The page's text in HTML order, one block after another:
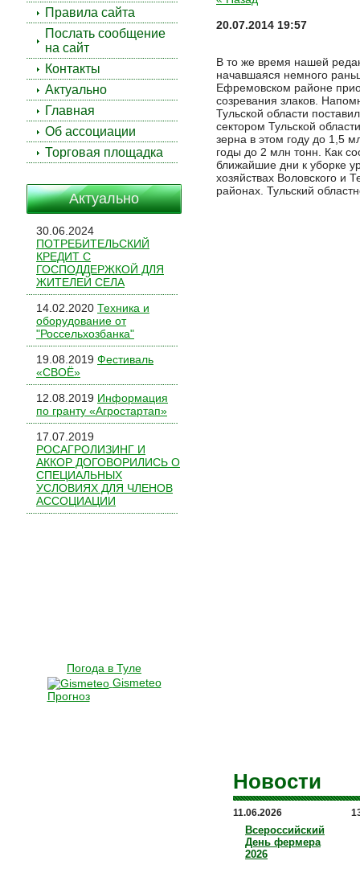
20.07.2014 19:57
В то же время нашей
начавшаяся немного
Ефремовском районе
созревания злаков.
Тульской области
сектором Тульской
зерна в этом году до 1,5
годы до 2 млн тонн. Как
ближайшие дни к уборке
хозяйствах Воловского и
районах. Тульский
Правила сайта
Послать сообщение
на сайт
Контакты
Актуально
Главная
Об ассоциации
Торговая площадка
Актуально
30.06.2024
ПОТРЕБИТЕЛЬСКИЙ
КРЕДИТ С
ГОСПОДДЕРЖКОЙ ДЛЯ
ЖИТЕЛЕЙ СЕЛА
14.02.2020 Техника и
оборудование от
"Россельхозбанка"
19.08.2019 Фестиваль
«СВОЁ»
12.08.2019 Информация
по гранту «Агростартап»
17.07.2019
РОСАГРОЛИЗИНГ И
АККОР ДОГОВОРИЛИСЬ О
СПЕЦИАЛЬНЫХ
УСЛОВИЯХ ДЛЯ ЧЛЕНОВ
АССОЦИАЦИИ
Погода в Туле
Gismeteo
Прогноз
Новости
11.06.2026
Всероссийский
День фермера
2026